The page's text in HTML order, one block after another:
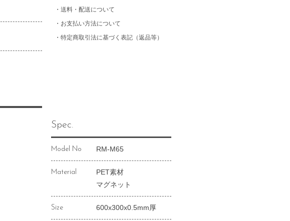
・ 送料・配送について
・ お支払い方法について
・ 特定商取引法に基づく表記（返品等）
Spec.
Model No RM-M65
Material
PET素材
マグネット
Size 600x300x0.5mm厚